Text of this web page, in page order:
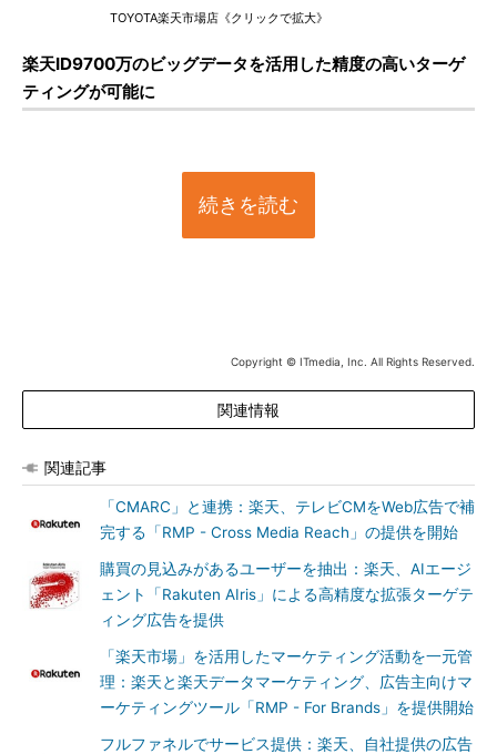
TOYOTA楽天市場店《クリックで拡大》
楽天ID9700万のビッグデータを活用した精度の高いターゲ
ティングが可能に
続きを読む
Copyright © ITmedia, Inc. All Rights Reserved.
関連情報
関連記事
「CMARC」と連携：楽天、テレビCMをWeb広告で補
完する「RMP - Cross Media Reach」の提供を開始
購買の見込みがあるユーザーを抽出：楽天、AIエージ
ェント「Rakuten AIris」による高精度な拡張ターゲテ
ィング広告を提供
「楽天市場」を活用したマーケティング活動を一元管
理：楽天と楽天データマーケティング、広告主向けマ
ーケティングツール「RMP - For Brands」を提供開始
フルファネルでサービス提供：楽天、自社提供の広告